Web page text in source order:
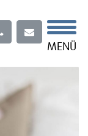
Menü
MENÜ